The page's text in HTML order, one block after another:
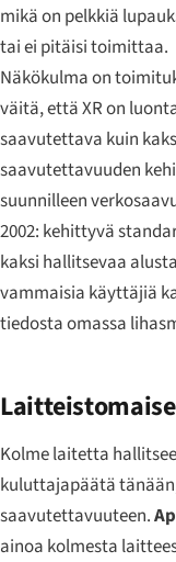
mikä on pelkkiä
tai ei pitäisi toimittaa.
Näkökulma on
väitä, että XR on
saavutettava kuin
saavutettavuuden
suunnilleen
2002: kehittyvä
kaksi hallitsevaa
vammaisia käyttäjiä
tiedosta omassa
Kolme laitetta
kuluttajapäätä
saavutettavuuteen.
ainoa kolmesta